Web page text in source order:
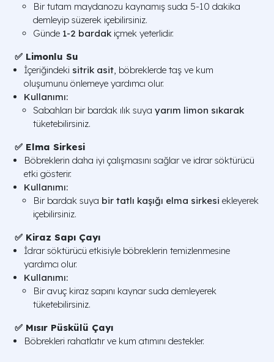
Bir tutam maydanozu kaynamış suda 5-10 dakika
demleyip süzerek içebilirsiniz.
Günde 1-2 bardak içmek yeterlidir.
✅ Limonlu Su
İçeriğindeki sitrik asit, böbreklerde taş ve kum
oluşumunu önlemeye yardımcı olur.
Kullanımı:
Sabahları bir bardak ılık suya yarım limon sıkarak
tüketebilirsiniz.
✅ Elma Sirkesi
Böbreklerin daha iyi çalışmasını sağlar ve idrar söktürücü
etki gösterir.
Kullanımı:
Bir bardak suya bir tatlı kaşığı elma sirkesi ekleyerek
içebilirsiniz.
✅ Kiraz Sapı Çayı
İdrar söktürücü etkisiyle böbreklerin temizlenmesine
yardımcı olur.
Kullanımı:
Bir avuç kiraz sapını kaynar suda demleyerek
tüketebilirsiniz.
✅ Mısır Püskülü Çayı
Böbrekleri rahatlatır ve kum atımını destekler.